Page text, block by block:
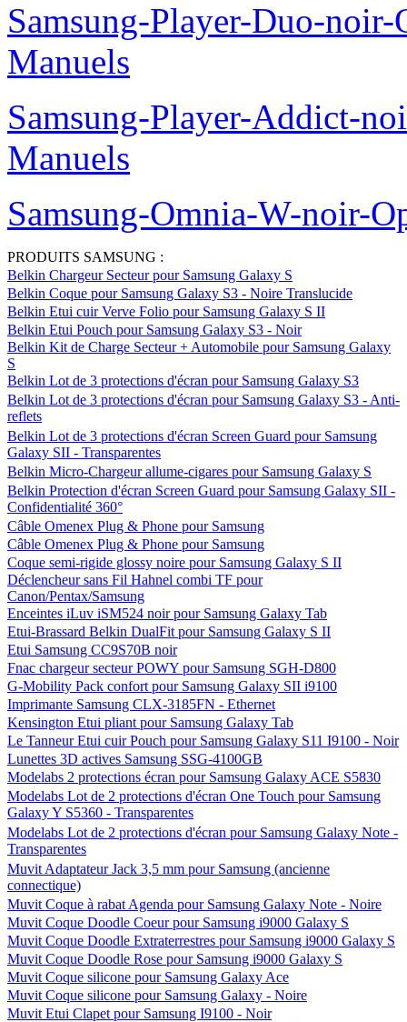
Samsung-Player-Duo-
Manuels
Samsung-Player-Addict-
Manuels
Samsung-Omnia-W-noir-
PRODUITS SAMSUNG :
Belkin Chargeur Secteur pour Samsung Galaxy S
Belkin Coque pour Samsung Galaxy S3 - Noire Translucide
Belkin Etui cuir Verve Folio pour Samsung Galaxy S II
Belkin Etui Pouch pour Samsung Galaxy S3 - Noir
Belkin Kit de Charge Secteur + Automobile pour Samsung Galaxy
S
Belkin Lot de 3 protections d'écran pour Samsung Galaxy S3
Belkin Lot de 3 protections d'écran pour Samsung Galaxy S3 - Anti-
reflets
Belkin Lot de 3 protections d'écran Screen Guard pour Samsung
Galaxy SII - Transparentes
Belkin Micro-Chargeur allume-cigares pour Samsung Galaxy S
Belkin Protection d'écran Screen Guard pour Samsung Galaxy SII -
Confidentialité 360°
Câble Omenex Plug & Phone pour Samsung
Câble Omenex Plug & Phone pour Samsung
Coque semi-rigide glossy noire pour Samsung Galaxy S II
Déclencheur sans Fil Hahnel combi TF pour
Canon/Pentax/Samsung
Enceintes iLuv iSM524 noir pour Samsung Galaxy Tab
Etui-Brassard Belkin DualFit pour Samsung Galaxy S II
Etui Samsung CC9S70B noir
Fnac chargeur secteur POWY pour Samsung SGH-D800
G-Mobility Pack confort pour Samsung Galaxy SII i9100
Imprimante Samsung CLX-3185FN - Ethernet
Kensington Etui pliant pour Samsung Galaxy Tab
Le Tanneur Etui cuir Pouch pour Samsung Galaxy S11 I9100 - Noir
Lunettes 3D actives Samsung SSG-4100GB
Modelabs 2 protections écran pour Samsung Galaxy ACE S5830
Modelabs Lot de 2 protections d'écran One Touch pour Samsung
Galaxy Y S5360 - Transparentes
Modelabs Lot de 2 protections d'écran pour Samsung Galaxy Note -
Transparentes
Muvit Adaptateur Jack 3,5 mm pour Samsung (ancienne
connectique)
Muvit Coque à rabat Agenda pour Samsung Galaxy Note - Noire
Muvit Coque Doodle Coeur pour Samsung i9000 Galaxy S
Muvit Coque Doodle Extraterrestres pour Samsung i9000 Galaxy S
Muvit Coque Doodle Rose pour Samsung i9000 Galaxy S
Muvit Coque silicone pour Samsung Galaxy Ace
Muvit Coque silicone pour Samsung Galaxy - Noire
Muvit Etui Clapet pour Samsung I9100 - Noir